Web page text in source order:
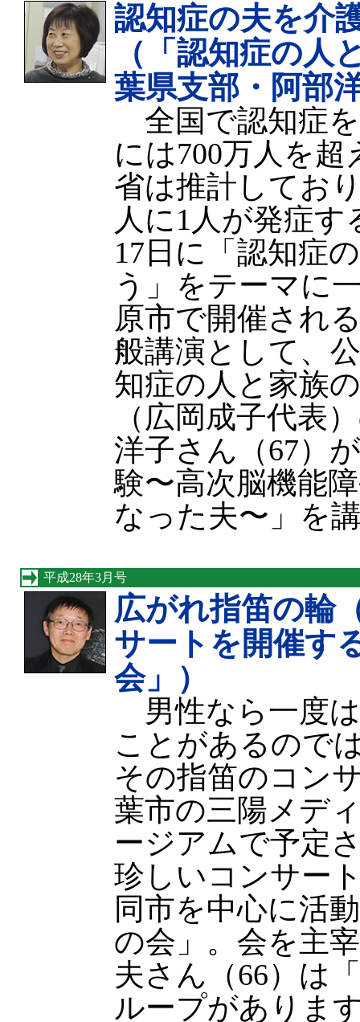
認知症の夫を介
（「認知症の人
葉県支部・阿部
全国で認知症
には700万人を
省は推計してお
人に1人が発症
17日に「認知症
う」をテーマに
原市で開催され
般講演として、
知症の人と家族
（広岡成子代表
洋子さん（67）
験〜高次脳機能
なった夫〜」を
平成28年3月号
広がれ指笛の輪
サートを開催す
会」）
男性なら一度
ことがあるので
その指笛のコン
葉市の三陽メデ
ージアムで予定
珍しいコンサー
同市を中心に活
の会」。会を主
夫さん（66）は
ループがありま